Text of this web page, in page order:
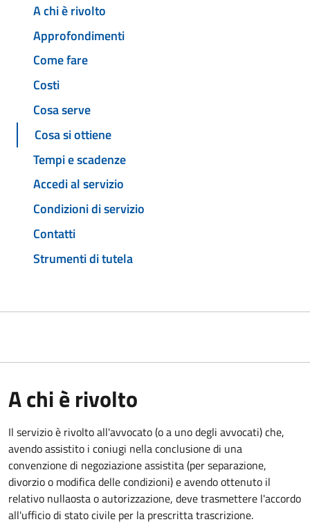
A chi è rivolto
Approfondimenti
Come fare
Costi
Cosa serve
Cosa si ottiene
Tempi e scadenze
Accedi al servizio
Condizioni di servizio
Contatti
Strumenti di tutela
A chi è rivolto
Il servizio è rivolto all'avvocato (o a uno degli avvocati) che,
avendo assistito i coniugi nella conclusione di una
convenzione di negoziazione assistita (per separazione,
divorzio o modifica delle condizioni) e avendo ottenuto il
relativo nullaosta o autorizzazione, deve trasmettere l'accordo
all'ufficio di stato civile per la prescritta trascrizione.